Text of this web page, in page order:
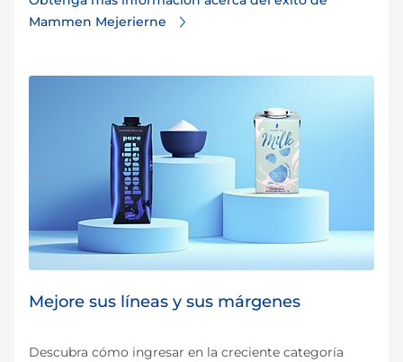
Mammen Mejerierne
Mejore sus líneas y sus márgenes
Descubra cómo ingresar en la creciente categoría